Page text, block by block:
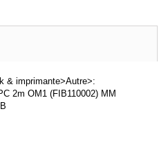
& imprimante>Autre>:
2m OM1 (FIB110002) MM